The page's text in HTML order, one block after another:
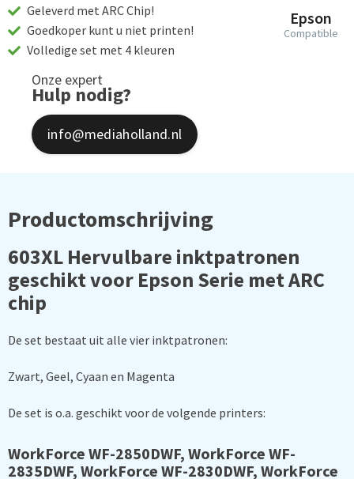
Epson
Compatible
Geleverd met ARC Chip!
Goedkoper kunt u niet printen!
Volledige set met 4 kleuren
Onze expert
Hulp nodig?
info@mediaholland.nl
Productomschrijving
603XL Hervulbare inktpatronen
geschikt voor Epson Serie met ARC
chip
De set bestaat uit alle vier inktpatronen:
Zwart, Geel, Cyaan en Magenta
De set is o.a. geschikt voor de volgende printers:
WorkForce WF-2850DWF, WorkForce WF-
2835DWF, WorkForce WF-2830DWF, WorkForce